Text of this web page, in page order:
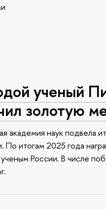
ученый
золотую
академия наук подвела
По итогам 2025 года
России. В числе